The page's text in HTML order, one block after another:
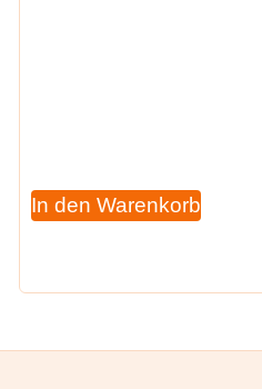
In den Warenkorb